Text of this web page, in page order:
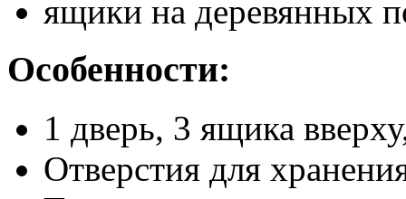
ящики на деревянных
Особенности:
1 дверь, 3 ящика
Отверстия для